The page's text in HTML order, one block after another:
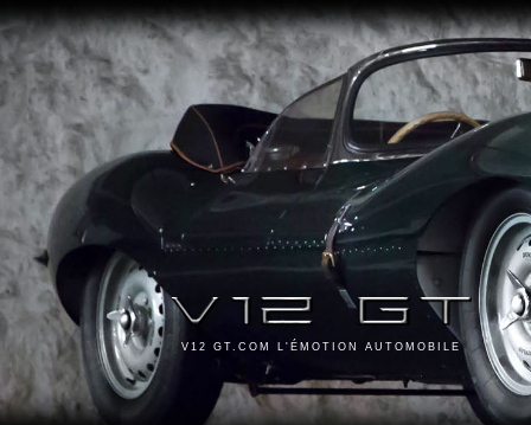
V12 GT.COM L'ÉMOTION AUTOMOBILE